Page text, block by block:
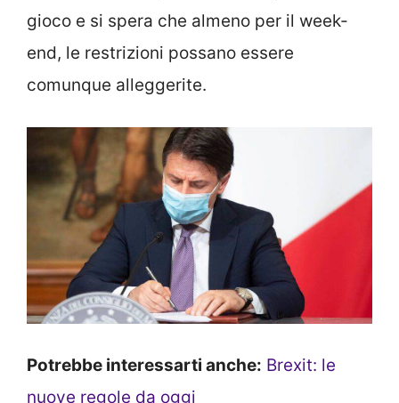
gioco e si spera che almeno per il week-
end, le restrizioni possano essere
comunque alleggerite.
Potrebbe interessarti anche: Brexit: le
nuove regole da oggi